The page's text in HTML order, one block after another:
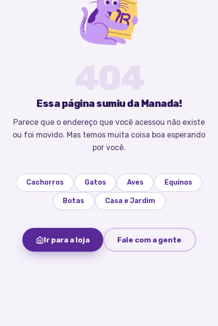
Essa página sumiu da Manada!
Parece que o endereço que você acessou não existe
ou foi movido. Mas temos muita coisa boa esperando
por você.
Cachorros Gatos Aves Equinos
Botas Casa e Jardim
Ir para a loja Fale com a gente